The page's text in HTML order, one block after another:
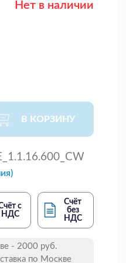
Нет в наличии
В КОРЗИНУ
с
НДС
Счёт
без
НДС
- 2000 руб.
по Москве